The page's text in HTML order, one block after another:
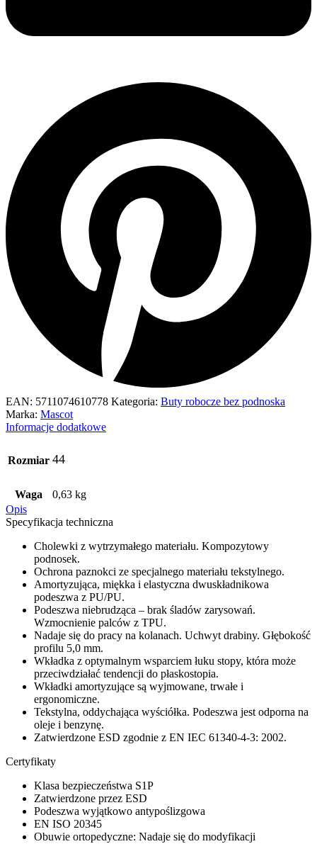
EAN: 5711074610778 Kategoria: Buty robocze bez podnoska
Marka: Mascot
Informacje dodatkowe
Rozmiar 44
Waga
0,63 kg
Opis
Specyfikacja techniczna
Cholewki z wytrzymałego materiału. Kompozytowy
podnosek.
Ochrona paznokci ze specjalnego materiału tekstylnego.
Amortyzująca, miękka i elastyczna dwuskładnikowa
podeszwa z PU/PU.
Podeszwa niebrudząca – brak śladów zarysowań.
Wzmocnienie palców z TPU.
Nadaje się do pracy na kolanach. Uchwyt drabiny. Głębokość
profilu 5,0 mm.
Wkładka z optymalnym wsparciem łuku stopy, która może
przeciwdziałać tendencji do płaskostopia.
Wkładki amortyzujące są wyjmowane, trwałe i
ergonomiczne.
Tekstylna, oddychająca wyściółka. Podeszwa jest odporna na
oleje i benzynę.
Zatwierdzone ESD zgodnie z EN IEC 61340-4-3: 2002.
Certyfikaty
Klasa bezpieczeństwa S1P
Zatwierdzone przez ESD
Podeszwa wyjątkowo antypoślizgowa
EN ISO 20345
Obuwie ortopedyczne: Nadaje się do modyfikacji